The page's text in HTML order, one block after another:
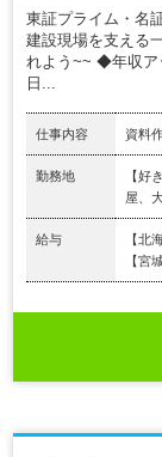
東証プライム・名
建設現場を支える
れよう~~ ◆年収ア
日...
仕事内容 資料
勤務地
【好
屋、
給与
【北
【宮